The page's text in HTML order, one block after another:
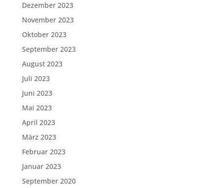
Dezember 2023
November 2023
Oktober 2023
September 2023
August 2023
Juli 2023
Juni 2023
Mai 2023
April 2023
März 2023
Februar 2023
Januar 2023
September 2020